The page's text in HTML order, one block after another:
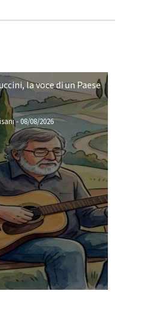
la voce di un Paese
-08/08/2026